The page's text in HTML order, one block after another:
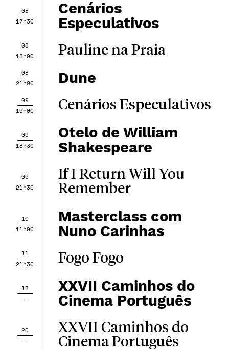
08
17h30
Cenários
Especulativos
08
18h00
Pauline na Praia
08
21h00
Dune
09
16h00
Cenários Especulativos
09
18h30
Otelo de William
Shakespeare
09
21h30
If I Return Will You
Remember
10
11h00
Masterclass com
Nuno Carinhas
11
21h30
Fogo Fogo
13
-
XXVII Caminhos do
Cinema Português
20
-
XXVII Caminhos do
Cinema Português